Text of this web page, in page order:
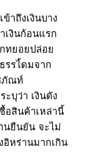
าถึงเงินบาง
เงินก้อนแรก
ทยอยปล่อย
รรไ้ดมจาก
ภัณท์
บุว่า เงินดัง
อสินค้าเหล่านี้
นยืนยัน จะไม่
อิหร่านมากเกิน